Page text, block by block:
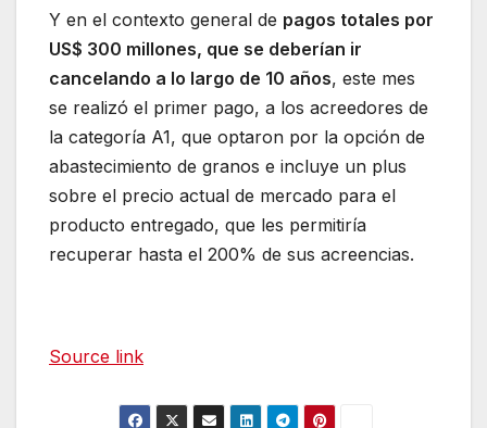
Y en el contexto general de pagos totales por
US$ 300 millones, que se deberían ir
cancelando a lo largo de 10 años, este mes
se realizó el primer pago, a los acreedores de
la categoría A1, que optaron por la opción de
abastecimiento de granos e incluye un plus
sobre el precio actual de mercado para el
producto entregado, que les permitiría
recuperar hasta el 200% de sus acreencias.
Source link